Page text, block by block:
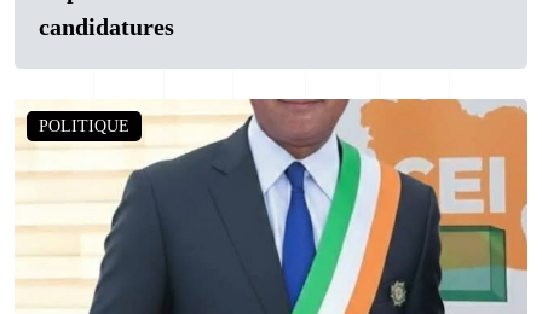
candidatures
POLITIQUE